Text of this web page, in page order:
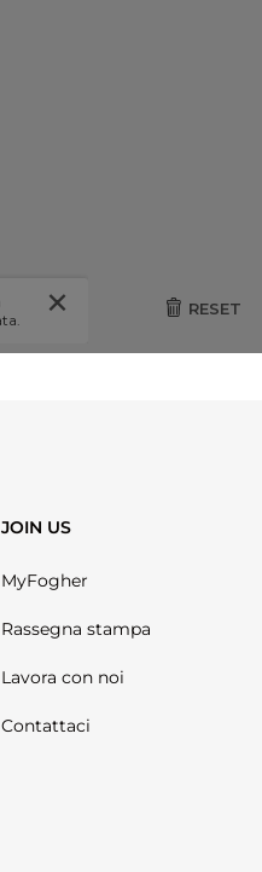
JOIN US
MyFogher
Rassegna stampa
Lavora con noi
Contattaci